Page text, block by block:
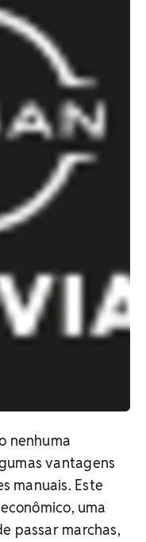
nenhuma
vantagens
manuais. Este
uma
passar marchas,